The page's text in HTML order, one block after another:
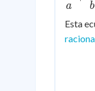
{a} +
{b} =
a b
Esta